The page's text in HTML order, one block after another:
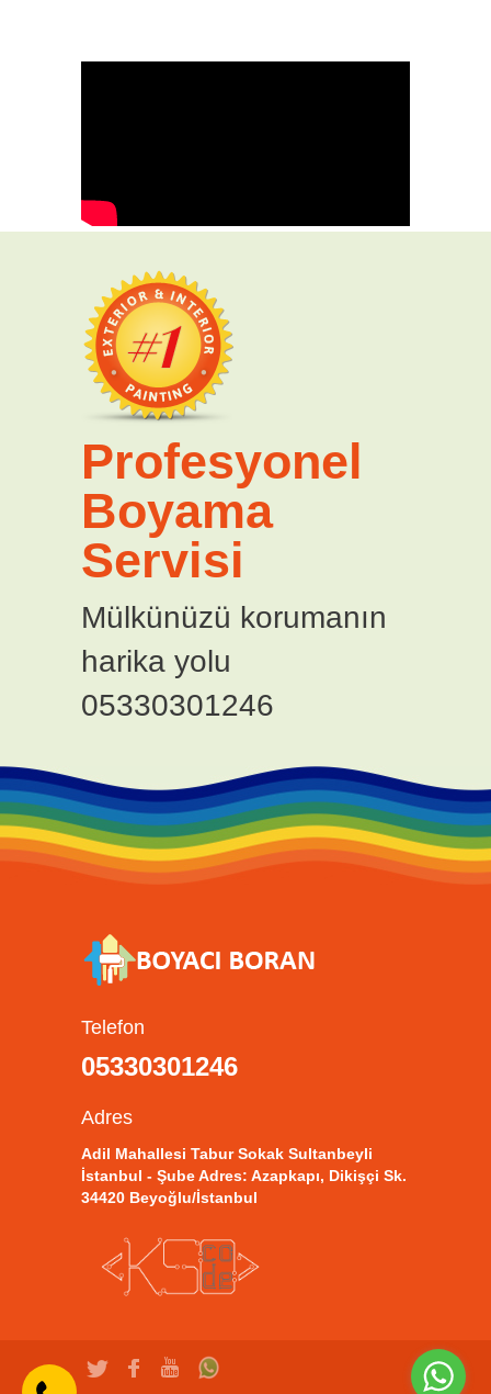
Profesyonel
Boyama
Servisi
Mülkünüzü korumanın
harika yolu
05330301246
Telefon
05330301246
Adres
Adil Mahallesi Tabur Sokak Sultanbeyli
İstanbul - Şube Adres: Azapkapı, Dikişçi Sk.
34420 Beyoğlu/İstanbul